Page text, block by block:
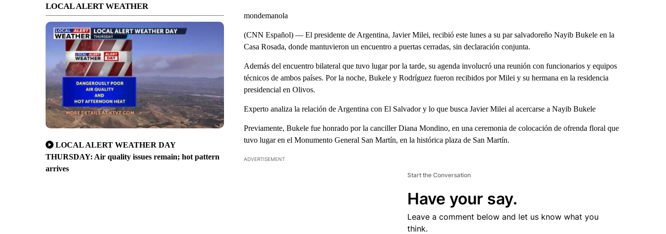
LOCAL ALERT WEATHER
LOCAL ALERT WEATHER DAY
THURSDAY: Air quality issues remain; hot pattern
arrives
mondemanola
(CNN Español) –– El presidente de Argentina, Javier Milei, recibió este lunes a su par salvadoreño Nayib Bukele en la
Casa Rosada, donde mantuvieron un encuentro a puertas cerradas, sin declaración conjunta.
Además del encuentro bilateral que tuvo lugar por la tarde, su agenda involucró una reunión con funcionarios y equipos
técnicos de ambos países. Por la noche, Bukele y Rodríguez fueron recibidos por Milei y su hermana en la residencia
presidencial en Olivos.
Experto analiza la relación de Argentina con El Salvador y lo que busca Javier Milei al acercarse a Nayib Bukele
Previamente, Bukele fue honrado por la canciller Diana Mondino, en una ceremonia de colocación de ofrenda floral que
tuvo lugar en el Monumento General San Martín, en la histórica plaza de San Martín.
ADVERTISEMENT
Start the Conversation
Have your say.
Leave a comment below and let us know what you
think.